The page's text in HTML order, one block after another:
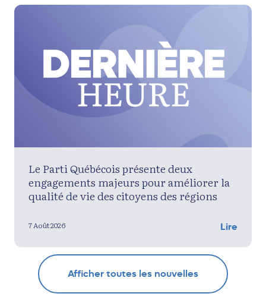
Le Parti Québécois présente deux
engagements majeurs pour améliorer la
qualité de vie des citoyens des régions
7 Août 2026 Lire
Afficher toutes les nouvelles